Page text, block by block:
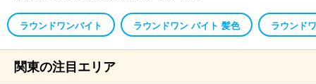
ラウンドワンバイト ラウンドワン バイト 髪色 ラウンド
関東の注目エリア